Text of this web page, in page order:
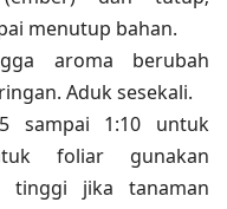
menutup bahan.
aroma berubah
Aduk sesekali.
sampai 1:10 untuk
foliar gunakan
tinggi jika tanaman